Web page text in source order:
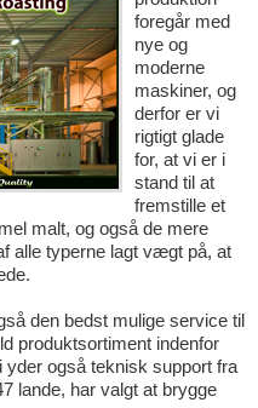
foregår med
nye og
moderne
maskiner, og
derfor er vi
rigtigt glade
for, at vi er i
stand til at
fremstille et
malt, og også de mere
alle typerne lagt vægt på, at
den bedst mulige service til
produktsortiment indenfor
yder også teknisk support fra
lande, har valgt at brygge